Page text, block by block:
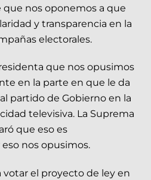
nos oponemos a que
y transparencia en la
electorales.
que nos opusimos
en la parte en que le da
partido de Gobierno en la
televisiva. La Suprema
que eso es
nos opusimos.
votar el proyecto de ley en